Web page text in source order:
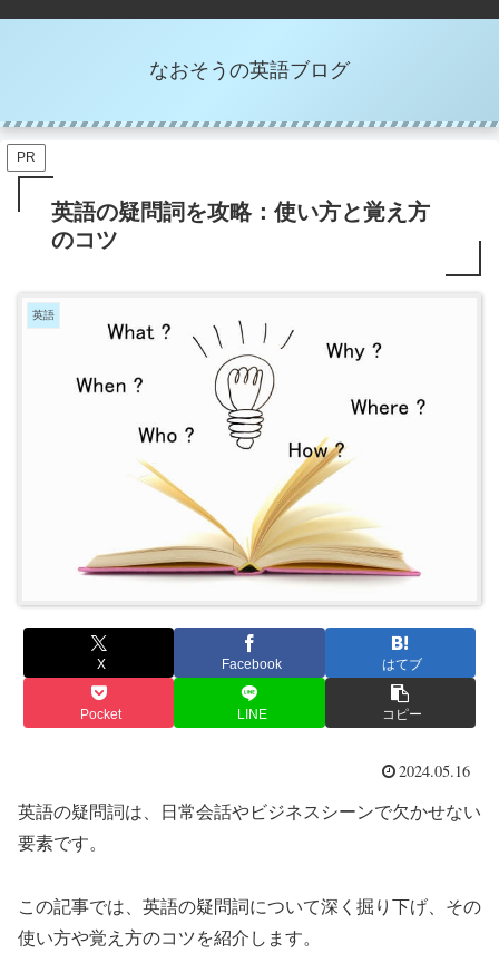
なおそうの英語ブログ
PR
英語の疑問詞を攻略：使い方と覚え方
のコツ
英語
X Facebook はてブ
Pocket LINE コピー
2024.05.16
英語の疑問詞は、日常会話やビジネスシーンで欠かせない
要素です。
この記事では、英語の疑問詞について深く掘り下げ、その
使い方や覚え方のコツを紹介します。